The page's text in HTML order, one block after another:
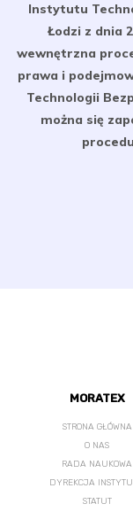
Instytutu
Łodzi z dnia
wewnętrzna
prawa i
Technologii
można się
MORATEX
STRONA GŁÓWNA
O NAS
RADA NAUKOWA
DYREKCJA
STATUT